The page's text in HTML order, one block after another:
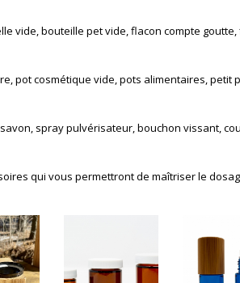
vide, bouteille pet vide, flacon compte goutte,
pot cosmétique vide, pots alimentaires, petit
spray pulvérisateur, bouchon vissant,
qui vous permettront de maîtriser le